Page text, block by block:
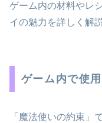
ゲーム内の材料やレ
イの魅力を詳しく解
ゲーム内で使
「魔法使いの約束」